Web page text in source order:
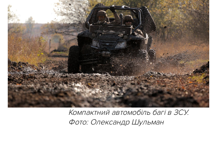
Компактний автомобіль багі в ЗСУ.
Фото: Олександр Шульман